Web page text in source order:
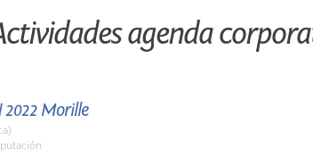
agenda
2022 Morille